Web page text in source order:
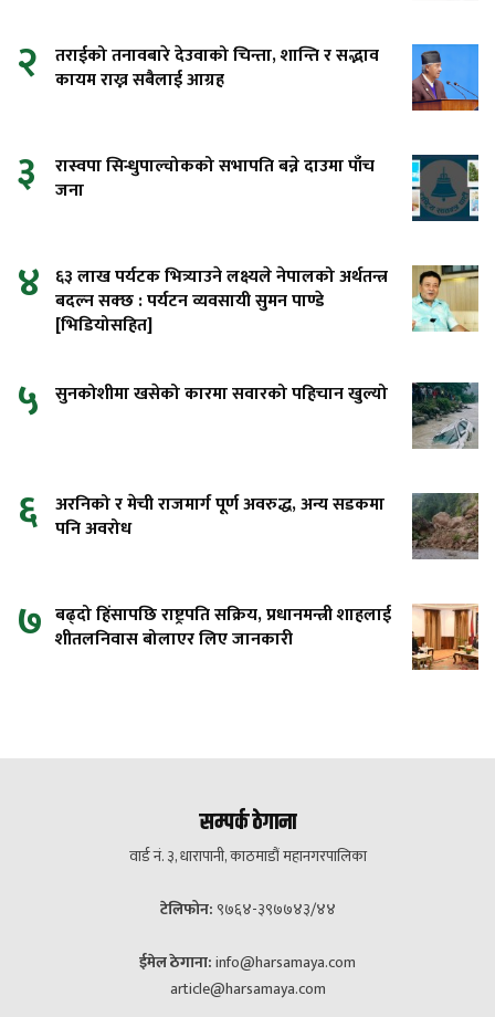
२
तराईको तनावबारे देउवाको चिन्ता, शान्ति र सद्भाव
कायम राख्न सबैलाई आग्रह
३
रास्वपा सिन्धुपाल्चोकको सभापति बन्ने दाउमा पाँच
जना
४ ६३ लाख पर्यटक भित्र्याउने लक्ष्यले नेपालको अर्थतन्त्र
बदल्न सक्छ : पर्यटन व्यवसायी सुमन पाण्डे
[भिडियोसहित]
५ सुनकोशीमा खसेको कारमा सवारको पहिचान खुल्यो
६ अरनिको र मेची राजमार्ग पूर्ण अवरुद्ध, अन्य सडकमा
पनि अवरोध
७ बढ्दो हिंसापछि राष्ट्रपति सक्रिय, प्रधानमन्त्री शाहलाई
शीतलनिवास बोलाएर लिए जानकारी
सम्पर्क ठेगाना
वार्ड नं. ३, धारापानी, काठमाडौं महानगरपालिका
टेलिफोन: ९७६४-३९७७४३/४४
ईमेल ठेगाना:info@harsamaya.com
article@harsamaya.com